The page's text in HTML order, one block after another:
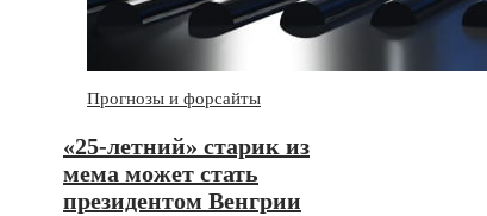
Прогнозы и форсайты
«25-летний» старик из
мема может стать
президентом Венгрии